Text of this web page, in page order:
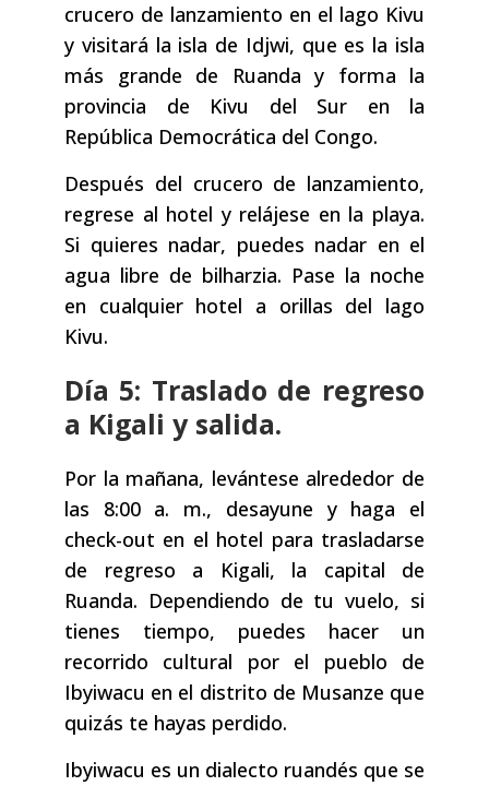
crucero de lanzamiento en el lago Kivu
y visitará la isla de Idjwi, que es la isla
más grande de Ruanda y forma la
provincia de Kivu del Sur en la
República Democrática del Congo.
Después del crucero de lanzamiento,
regrese al hotel y relájese en la playa.
Si quieres nadar, puedes nadar en el
agua libre de bilharzia. Pase la noche
en cualquier hotel a orillas del lago
Kivu.
Día 5: Traslado de regreso
a Kigali y salida.
Por la mañana, levántese alrededor de
las 8:00 a. m., desayune y haga el
check-out en el hotel para trasladarse
de regreso a Kigali, la capital de
Ruanda. Dependiendo de tu vuelo, si
tienes tiempo, puedes hacer un
recorrido cultural por el pueblo de
Ibyiwacu en el distrito de Musanze que
quizás te hayas perdido.
Ibyiwacu es un dialecto ruandés que se